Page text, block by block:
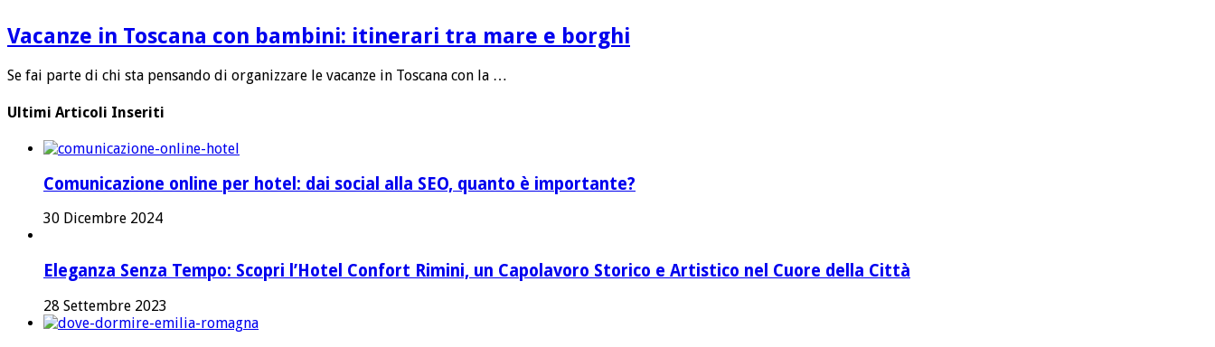
Vacanze in Toscana con bambini: itinerari tra mare e borghi
Se fai parte di chi sta pensando di organizzare le vacanze in Toscana con la …
Ultimi Articoli Inseriti
Comunicazione online per hotel: dai social alla SEO, quanto è importante?
30 Dicembre 2024
Eleganza Senza Tempo: Scopri l’Hotel Confort Rimini, un Capolavoro Storico e Artistico nel Cuore della Città
28 Settembre 2023